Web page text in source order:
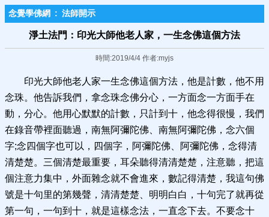
念覺學佛網 : 法師開示
淨土法門：印光大師他老人家，一生念佛這個方法
時間:2019/4/4 作者:myjs
印光大師他老人家一生念佛這個方法，他是計數，他不用
念珠。他告訴我們，拿念珠念佛分心，一方面念一方面手在
動，分心。他用心默默的計數，只計到十，他念得很慢，我們
在錄音帶裡面聽過，南無阿彌陀佛、南無阿彌陀佛，念六個
字;念四個字也可以，四個字，阿彌陀佛、阿彌陀佛，念得清
清楚楚。三個清楚最重要，耳朵聽得清清楚楚，注意聽，把這
個注意力集中，外面雜念就不會進來，數記得清楚，我這句佛
號是十句里的第幾聲，清清楚楚、明明白白，十句完了就再從
第一句，一句到十，就是這樣念法，一直念下去。不要念十